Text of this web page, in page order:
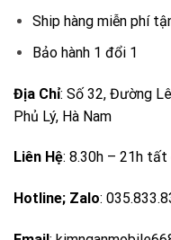
Ship hàng miễn phí
Bảo hành 1 đổi 1
Địa Chỉ: Số 32, Đường
Phủ Lý, Hà Nam
Liên Hệ: 8.30h – 21h
Hotline; Zalo: